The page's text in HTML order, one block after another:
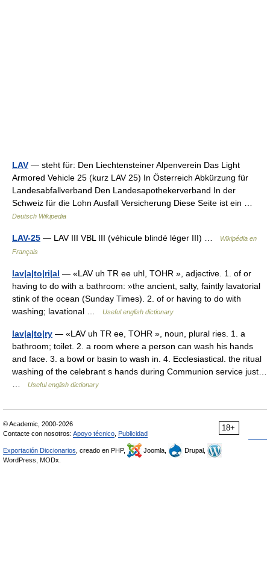
LAV — steht für: Den Liechtensteiner Alpenverein Das Light
Armored Vehicle 25 (kurz LAV 25) In Österreich Abkürzung für
Landesabfallverband Den Landesapothekerverband In der
Schweiz für die Lohn Ausfall Versicherung Diese Seite ist ein …
Deutsch Wikipedia
LAV-25 — LAV III VBL III (véhicule blindé léger III) …
Wikipédia en
Français
lav|a|to|ri|al — «LAV uh TR ee uhl, TOHR », adjective. 1. of or
having to do with a bathroom: »the ancient, salty, faintly lavatorial
stink of the ocean (Sunday Times). 2. of or having to do with
washing; lavational …
Useful english dictionary
lav|a|to|ry — «LAV uh TR ee, TOHR », noun, plural ries. 1. a
bathroom; toilet. 2. a room where a person can wash his hands
and face. 3. a bowl or basin to wash in. 4. Ecclesiastical. the ritual
washing of the celebrant s hands during Communion service just…
Useful english dictionary
18+
© Academic, 2000-2026
Contacte con nosotros: Apoyo técnico Publicidad
Exportación Diccionarios , creado en PHP, Joomla,
Drupal,
WordPress, MODx.